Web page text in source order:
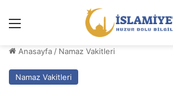
Anasayfa / Namaz Vakitleri
Namaz Vakitleri